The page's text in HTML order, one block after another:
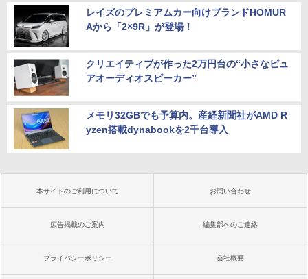
レイズのプレミアムカー向けブランドHOMUR
Aから「2×9R」が登場！
クリエイティブが作った2万円台の“小さなピュ
アオーディオスピーカー”
メモリ32GBでも予算内。産経新聞社がAMD R
yzen搭載dynabookを2千台導入
本サイトのご利用について お問い合わせ
広告掲載のご案内 編集部へのご連絡
プライバシーポリシー 会社概要